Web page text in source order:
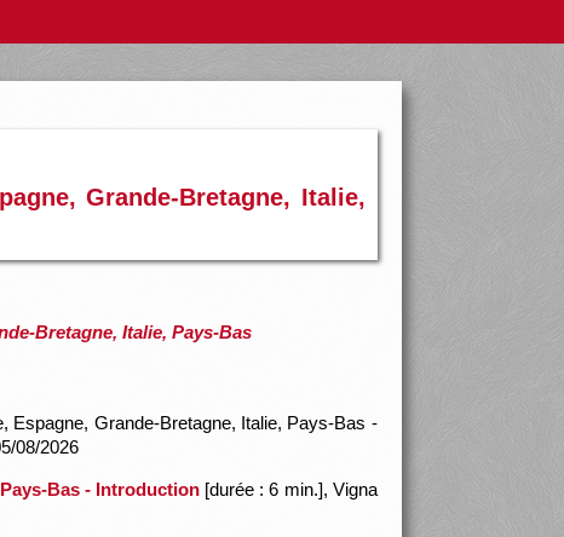
Grande-Bretagne, Italie,
Bretagne, Italie, Pays-Bas
Espagne, Grande-Bretagne, Italie, Pays-Bas -
08/2026
Bas - Introduction [durée : 6 min.], Vigna